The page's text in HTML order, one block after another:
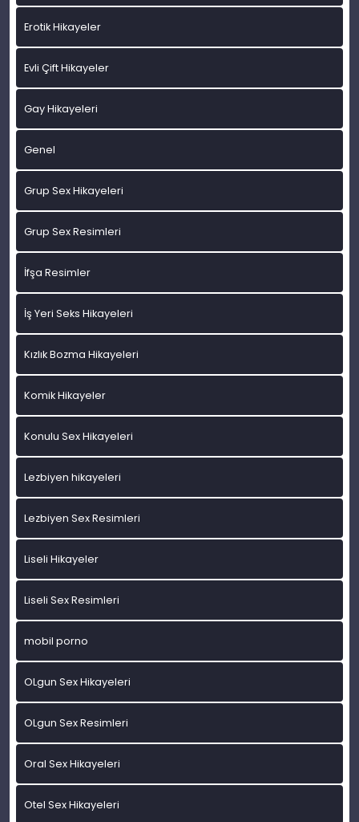
Erotik Hikayeler
Evli Çift Hikayeler
Gay Hikayeleri
Genel
Grup Sex Hikayeleri
Grup Sex Resimleri
İfşa Resimler
İş Yeri Seks Hikayeleri
Kızlık Bozma Hikayeleri
Komik Hikayeler
Konulu Sex Hikayeleri
Lezbiyen hikayeleri
Lezbiyen Sex Resimleri
Liseli Hikayeler
Liseli Sex Resimleri
mobil porno
OLgun Sex Hikayeleri
OLgun Sex Resimleri
Oral Sex Hikayeleri
Otel Sex Hikayeleri